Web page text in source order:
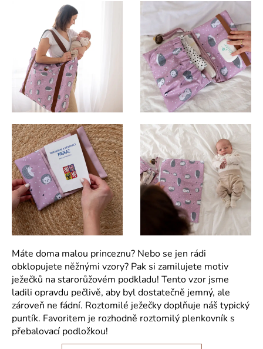
Máte doma malou princeznu? Nebo se jen rádi
obklopujete něžnými vzory? Pak si zamilujete motiv
ježečků na starorůžovém podkladu! Tento vzor jsme
ladili opravdu pečlivě, aby byl dostatečně jemný, ale
zároveň ne fádní. Roztomilé ježečky doplňuje náš typický
puntík. Favoritem je rozhodně roztomilý plenkovník s
přebalovací podložkou!